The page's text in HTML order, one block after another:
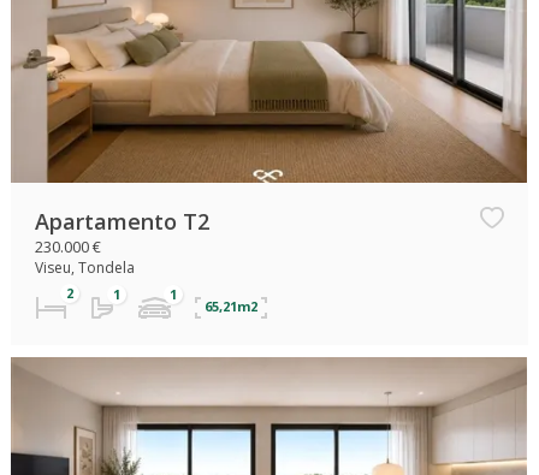
Apartamento T2
230.000 €
Viseu, Tondela
65,21m2